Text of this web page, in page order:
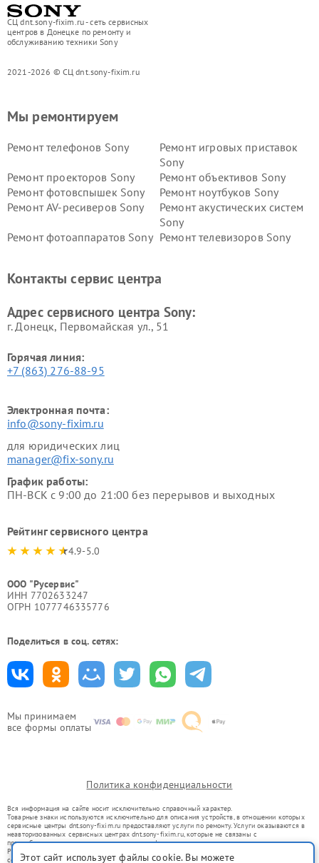
СЦ dnt.sony-fixim.ru - сеть сервисных
центров в Донецке по ремонту и
обслуживанию техники Sony
2021-2026 © СЦ dnt.sony-fixim.ru
Мы принимаем
все формы оплаты
Мы ремонтируем
Ремонт телефонов Sony
Ремонт игровых приставок
Sony
Ремонт проекторов Sony
Ремонт объективов Sony
Ремонт фотовспышек Sony
Ремонт ноутбуков Sony
Ремонт AV-ресиверов Sony
Ремонт акустических систем
Sony
Ремонт фотоаппаратов Sony Ремонт телевизоров Sony
Контакты сервис центра
Адрес сервисного центра Sony:
г. Донецк, Первомайская ул., 51
Горячая линия:
+7 (863) 276-88-95
Электронная почта:
info@sony-fixim.ru
для юридических лиц
manager@fix-sony.ru
График работы:
ПН-ВСК с 9:00 до 21:00 без перерывов и выходных
Рейтинг сервисного центра
4.9-5.0
ООО "Русервис"
ИНН 7702633247
ОГРН 1077746335776
Поделиться в соц. сетях:
Политика конфиденциальности
Вся информация на сайте носит исключительно справочный характер.
Товарные знаки используются исключительно для описания устройств, в отношении которых
сервисные центры dnt.sony-fixim.ru предоставляют услуги по ремонту. Услуги оказываются в
неавторизованных сервисных центрах dnt.sony-fixim.ru, которые не связаны с
правообладателями товарных знаков или их официальными представителями.
Ремонт осуществляется для устройств, уже введенных в гражданский оборот в соответствии
со статьей 1487 ГК РФ.
Этот сайт использует файлы cookie. Вы можете